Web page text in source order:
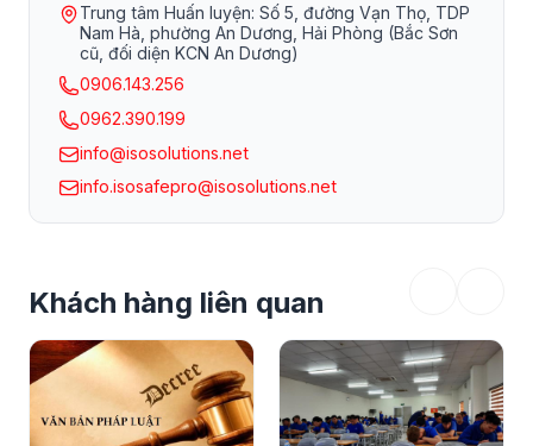
Tuy nhiên, giảng viên và các học viên vẫn cố gắng khắc
phục, đem lại hiệu quả cao nhất cho các buổi học.
Trung tâm Huấn luyện: Số 5, đường Vạn Thọ, TDP
Nam Hà, phường An Dương, Hải Phòng (Bắc Sơn
cũ, đối diện KCN An Dương)
0906.143.256
0962.390.199
info@isosolutions.net
info.isosafepro@isosolutions.net
Khách hàng liên quan